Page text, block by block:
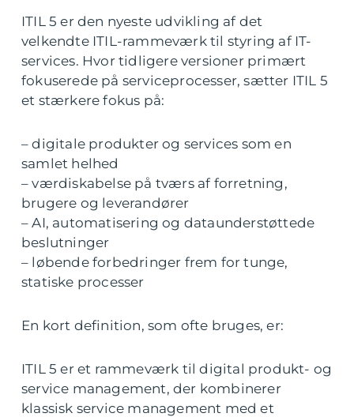
ITIL 5 er den nyeste udvikling af det
velkendte ITIL-rammeværk til styring af IT-
services. Hvor tidligere versioner primært
fokuserede på serviceprocesser, sætter ITIL 5
et stærkere fokus på:
– digitale produkter og services som en
samlet helhed
– værdiskabelse på tværs af forretning,
brugere og leverandører
– AI, automatisering og dataunderstøttede
beslutninger
– løbende forbedringer frem for tunge,
statiske processer
En kort definition, som ofte bruges, er:
ITIL 5 er et rammeværk til digital produkt- og
service management, der kombinerer
klassisk service management med et